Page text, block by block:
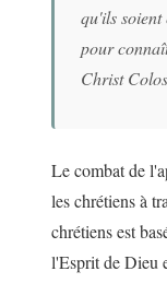
qu'ils
pour
Christ
Le combat de
les chrétiens à
chrétiens est
l'Esprit de Dieu